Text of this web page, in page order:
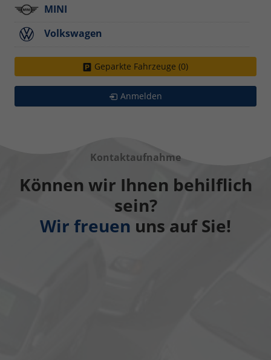
MINI
Volkswagen
Geparkte Fahrzeuge (0)
Anmelden
Kontaktaufnahme
Können wir Ihnen behilflich
sein?
Wir freuen uns auf Sie!